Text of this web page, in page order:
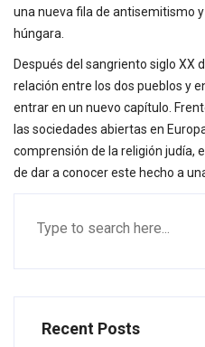
una nueva fila de antisemitismo
húngara.
Después del sangriento siglo XX
relación entre los dos pueblos y
entrar en un nuevo capítulo.
las sociedades abiertas en
comprensión de la religión judía,
de dar a conocer este hecho a
Recent Posts